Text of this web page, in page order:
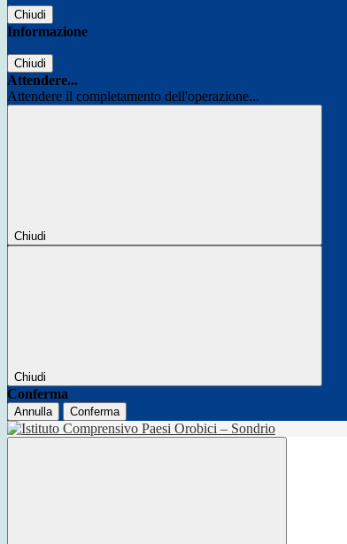
Chiudi
Informazione
Chiudi
Attendere...
Attendere il completamento dell'operazione...
Chiudi
Chiudi
Conferma
Annulla Conferma